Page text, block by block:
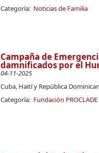
Categoría: Noticias de Familia
Campaña de
damnificados por el
04-11-2025
Cuba, Haití y República
Categoría: Fundación PROCLADE